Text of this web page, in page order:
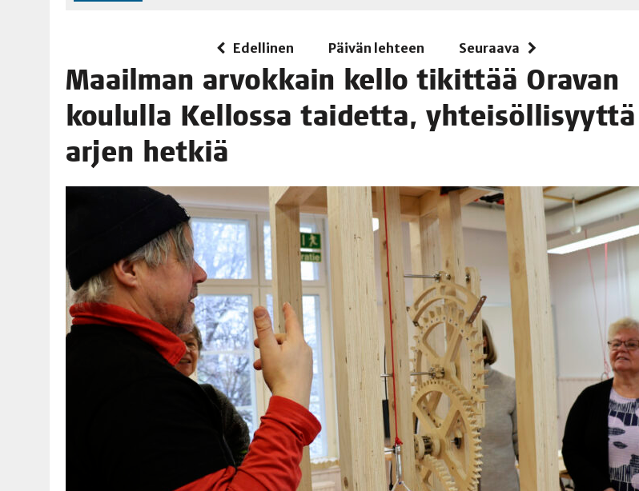
OPIN­TOI­HIN KAN­SA­LAIS­OPIS­TOS­SA VOI SAA­DA AVUSTUSTA
06.08.2026 |
06.08.2026 | KII­MIN­KI­PÄI­VÄT JÄR­JES­TE­TÄÄN PERIN­TEI­TÄ KUNNIOITTAEN
Edellinen Päivän lehteen Seuraava
Maa­il­man arvok­kain kel­lo tikit­tää Ora­van
kou­lul­la Kel­los­sa tai­det­ta,
arjen hetkiä